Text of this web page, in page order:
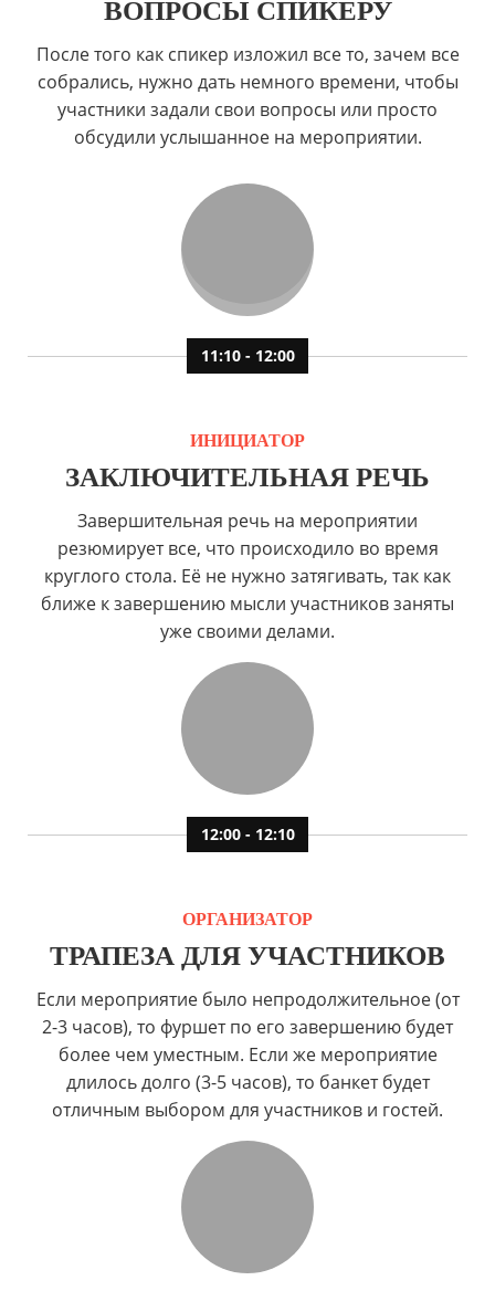
11:10 - 12:00
ВОПРОСЫ СПИКЕРУ
После того как спикер изложил все то, зачем все
собрались, нужно дать немного времени, чтобы
участники задали свои вопросы или просто
обсудили услышанное на мероприятии.
12:00 - 12:10
ИНИЦИАТОР
ЗАКЛЮЧИТЕЛЬНАЯ РЕЧЬ
Завершительная речь на мероприятии
резюмирует все, что происходило во время
круглого стола. Её не нужно затягивать, так как
ближе к завершению мысли участников заняты
уже своими делами.
ОРГАНИЗАТОР
ТРАПЕЗА ДЛЯ УЧАСТНИКОВ
Если мероприятие было непродолжительное (от
2-3 часов), то фуршет по его завершению будет
более чем уместным. Если же мероприятие
длилось долго (3-5 часов), то банкет будет
отличным выбором для участников и гостей.